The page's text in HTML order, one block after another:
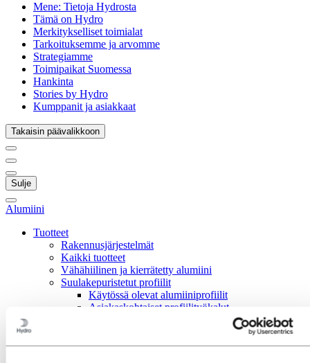
Mene: Tietoja Hydrosta
Tämä on Hydro
Merkitykselliset toimialat
Tarkoituksemme ja arvomme
Strategiamme
Toimipaikat Suomessa
Hankinta
Stories by Hydro
Kumppanit ja asiakkaat
Takaisin päävalikkoon
Sulje
Alumiini
Tuotteet
Rakennusjärjestelmät
Kaikki tuotteet
Vähähiilinen ja kierrätetty alumiini
Suulakepuristetut profiilit
Käytössä olevat alumiiniprofiilit
Asiakaskohtaiset profiilityökalut
Seokset pursotetuille alumiiniprofiileille
Tuotantopalvelut